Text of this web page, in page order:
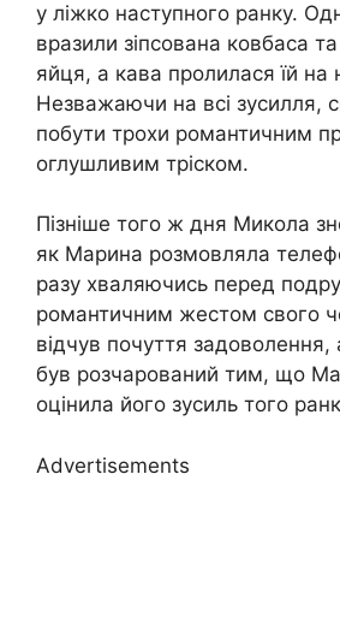
у ліжко наступного ранку.
вразили зіпсована ковбаса
яйця, а кава пролилася їй на
Незважаючи на всі зусилля,
побути трохи романтичним
оглушливим тріском.
Пізніше того ж дня Микола
як Марина розмовляла
разу хваляючись перед
романтичним жестом свого
відчув почуття
був розчарований тим, що
оцінила його зусиль того
Advertisements